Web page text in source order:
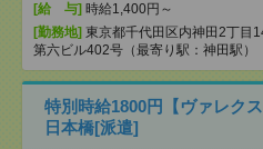
[給 与] 時給1,400円～
[勤務地] 東京都千代田区内神田2丁目
第六ビル402号（最寄り駅：神田駅）
特別時給1800円【ヴァレク
日本橋[派遣]